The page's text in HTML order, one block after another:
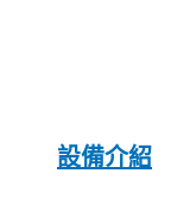
設備介紹